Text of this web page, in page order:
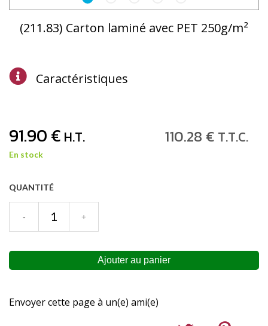
(211.83) Carton laminé avec PET 250g/m²
Caractéristiques
91.90€ H.T. 110.28 € T.T.C.
En stock
QUANTITÉ
Envoyer cette page à un(e) ami(e)